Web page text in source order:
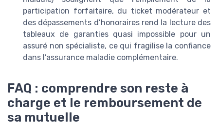
participation forfaitaire, du ticket modérateur et
des dépassements d’honoraires rend la lecture des
tableaux de garanties quasi impossible pour un
assuré non spécialiste, ce qui fragilise la confiance
dans l’assurance maladie complémentaire.
FAQ : comprendre son reste à
charge et le remboursement de
sa mutuelle